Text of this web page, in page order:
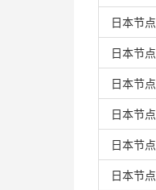
日本节点
日本节点
日本节点
日本节点
日本节点
日本节点